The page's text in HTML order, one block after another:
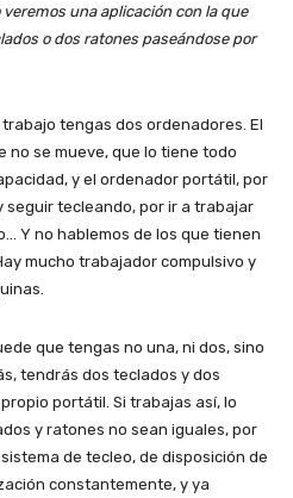
una aplicación con la que
o dos ratones paseándose por
tengas dos ordenadores. El
no se mueve, que lo tiene todo
y el ordenador portátil, por
seguir tecleando, por ir a trabajar
Y no hablemos de los que tienen
mucho trabajador compulsivo y
que tengas no una, ni dos, sino
tendrás dos teclados y dos
portátil. Si trabajas así, lo
y ratones no sean iguales, por
de tecleo, de disposición de
constantemente, y ya